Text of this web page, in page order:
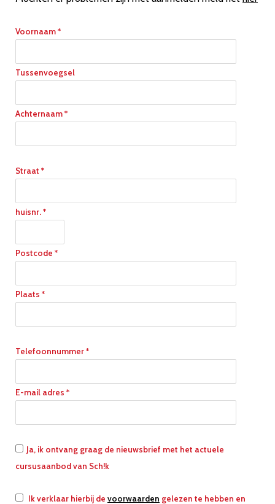
Voornaam *
Tussenvoegsel
Achternaam *
Straat *
huisnr. *
Postcode *
Plaats *
Telefoonnummer *
E-mail adres *
Ja, ik ontvang graag de nieuwsbrief met het actuele
cursusaanbod van Sch!k
Ik verklaar hierbij de voorwaarden gelezen te hebben en